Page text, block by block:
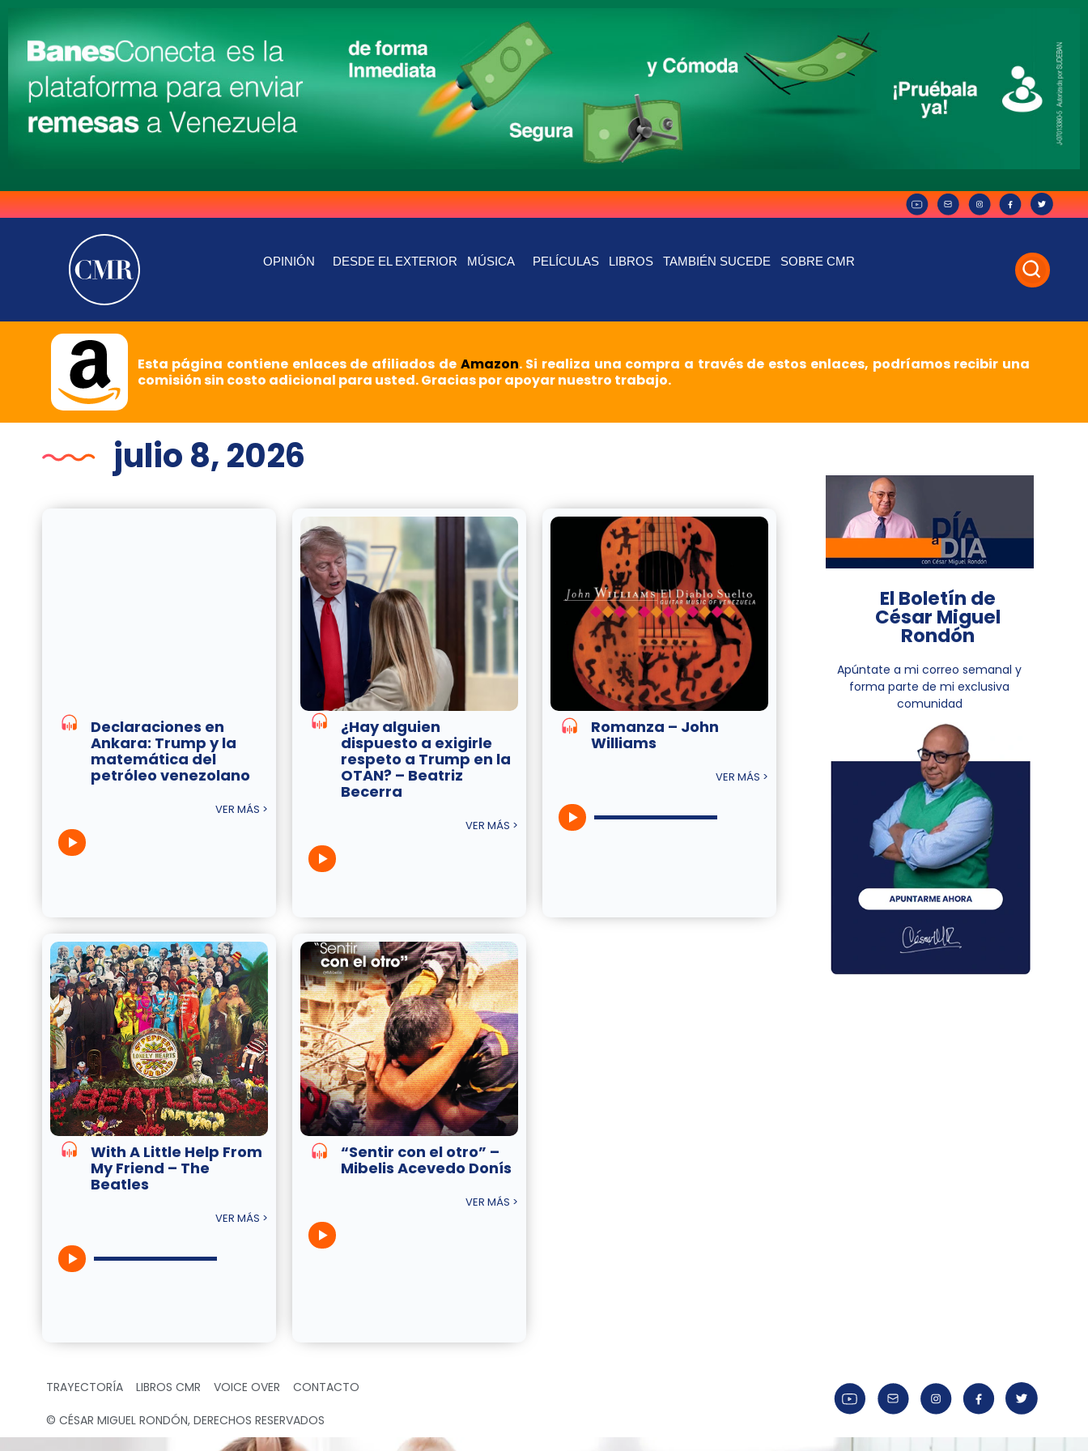
OPINIÓN DESDE EL EXTERIOR MÚSICA PELÍCULAS LIBROS TAMBIÉN SUCEDE SOBRE CMR
Esta página contiene enlaces de afiliados de Amazon. Si realiza una compra a través de estos enlaces, podríamos recibir una
comisión sin costo adicional para usted. Gracias por apoyar nuestro trabajo.
julio 8, 2026
Declaraciones en
Ankara: Trump y la
matemática del
petróleo venezolano
VER MÁS >
¿Hay alguien
dispuesto a exigirle
respeto a Trump en la
OTAN? – Beatriz
Becerra
VER MÁS >
Romanza – John
Williams
VER MÁS >
With A Little Help From
My Friend – The
Beatles
VER MÁS >
“Sentir con el otro” –
Mibelis Acevedo Donís
VER MÁS >
El Boletín de
César Miguel
Rondón
Apúntate a mi correo semanal y
forma parte de mi exclusiva
comunidad
TRAYECTORÍA LIBROS CMR VOICE OVER CONTACTO
© CÉSAR MIGUEL RONDÓN, DERECHOS RESERVADOS